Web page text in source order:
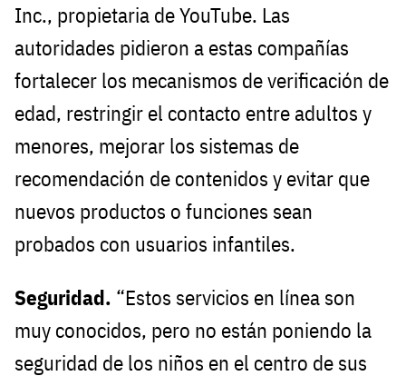
Inc., propietaria de YouTube. Las
autoridades pidieron a estas compañías
fortalecer los mecanismos de verificación de
edad, restringir el contacto entre adultos y
menores, mejorar los sistemas de
recomendación de contenidos y evitar que
nuevos productos o funciones sean
probados con usuarios infantiles.
Seguridad. “Estos servicios en línea son
muy conocidos, pero no están poniendo la
seguridad de los niños en el centro de sus